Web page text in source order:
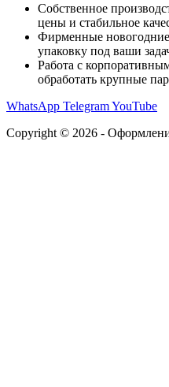
Собственное
цены и стабильное
Фирменные
упаковку под ваши
Работа с
обработать крупные
WhatsApp TelegramYouTube
Copyright © 2026 -